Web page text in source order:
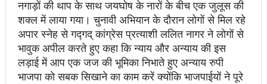
नगाड़ों की थाप के साथ जयघोष के नारों के बीच एक जुलूस की
शक्ल में लाया गया। चुनावी अभियान के दौरान लोगों से मिल रहे
अपार स्नेह से गद्गद् कांग्रेस प्रत्याशी ललित नागर ने लोगों से
भावुक अपील करते हुए कहा कि न्याय और अन्याय की इस
लड़ाई में आप एक जज की भूमिका निभाते हुए अन्याय रुपी
भाजपा को सबक सिखाने का काम करें क्योंकि भाजपाईयों ने पूरे